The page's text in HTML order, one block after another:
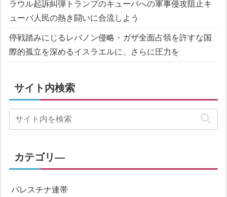
ラウル起訴糾弾 トランプのキューバへの軍事侵攻阻止キ
ューバ人民の熱き闘いに合流しよう
停戦踏みにじるレバノン侵略・ガザ全面占領を許すな国
際的孤立を深めるイスラエルに、さらに圧力を
サイト内検索
カテゴリ―
パレスチナ連帯